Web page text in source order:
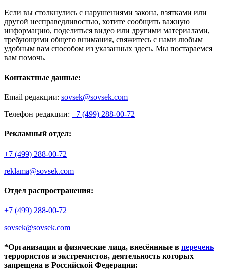
Если вы столкнулись с нарушениями закона, взятками или
другой несправедливостью, хотите сообщить важную
информацию, поделиться видео или другими материалами,
требующими общего внимания, свяжитесь с нами любым
удобным вам способом из указанных здесь. Мы постараемся
вам помочь.
Контактные данные:
Email редакции: sovsek@sovsek.com
Телефон редакции: +7 (499) 288-00-72
Рекламный отдел:
+7 (499) 288-00-72
reklama@sovsek.com
Отдел распространения:
+7 (499) 288-00-72
sovsek@sovsek.com
*Организации и физические лица, внесённные в перечень
террористов и экстремистов, деятельность которых
запрещена в Российской Федерации: